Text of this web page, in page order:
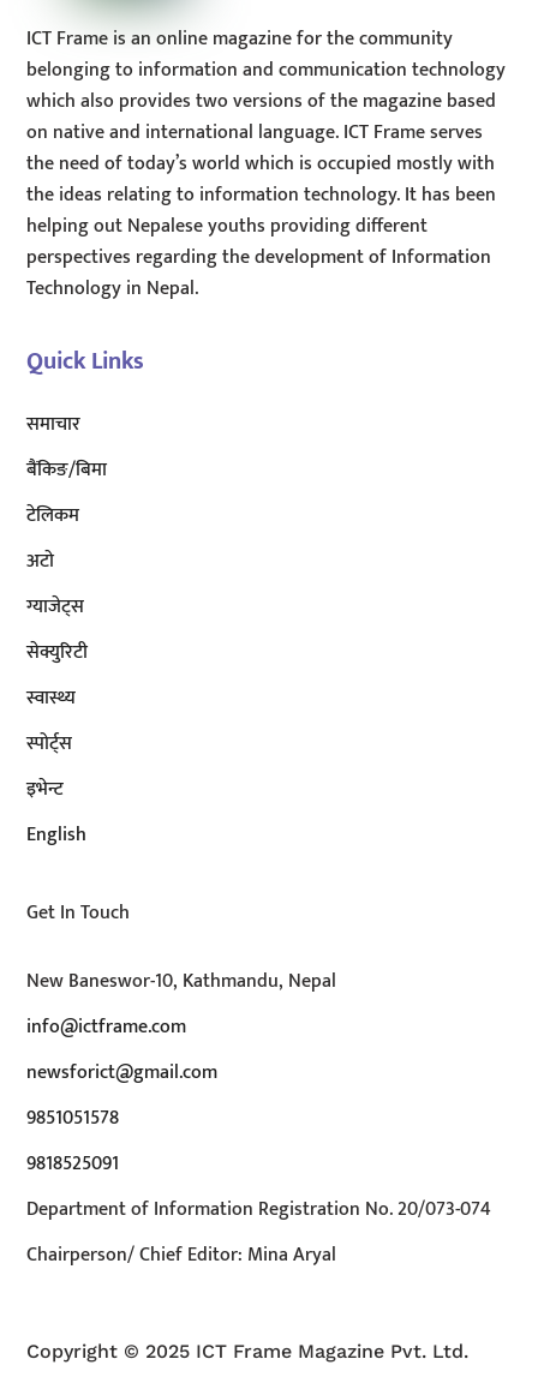
ICT Frame is an online magazine for the community
belonging to information and communication technology
which also provides two versions of the magazine based
on native and international language. ICT Frame serves
the need of today’s world which is occupied mostly with
the ideas relating to information technology. It has been
helping out Nepalese youths providing different
perspectives regarding the development of Information
Technology in Nepal.
Quick Links
समाचार
बैंकिङ/बिमा
टेलिकम
अटाे
ग्याजेट्स
सेक्युरिटी
स्वास्थ्य
स्पोर्ट्स
इभेन्ट
English
Get In Touch
New Baneswor-10, Kathmandu, Nepal
info@ictframe.com
newsforict@gmail.com
9851051578
9818525091
Department of Information Registration No. 20/073-074
Chairperson/ Chief Editor: Mina Aryal
Copyright © 2025 ICT Frame Magazine Pvt. Ltd.